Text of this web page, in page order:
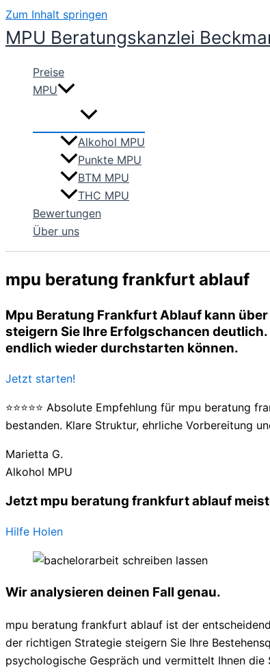
Zum Inhalt springen
MPU Beratungskanzlei
Preise
MPU
Alkohol MPU
Punkte MPU
BTM MPU
THC MPU
Bewertungen
Über uns
mpu beratung frankfurt ablauf
Mpu Beratung Frankfurt Ablauf kann
steigern Sie Ihre Erfolgschancen
endlich wieder durchstarten können.
Jetzt starten!
⭐⭐⭐⭐⭐ Absolute Empfehlung für mpu
bestanden. Klare Struktur, ehrliche Vorbereitung
Marietta G.
Alkohol MPU
Jetzt mpu beratung frankfurt ablauf
Hilfe Holen
Wir analysieren deinen Fall genau.
mpu beratung frankfurt ablauf ist der
der richtigen Strategie steigern Sie Ihre
psychologische Gespräch und vermittelt Ihnen